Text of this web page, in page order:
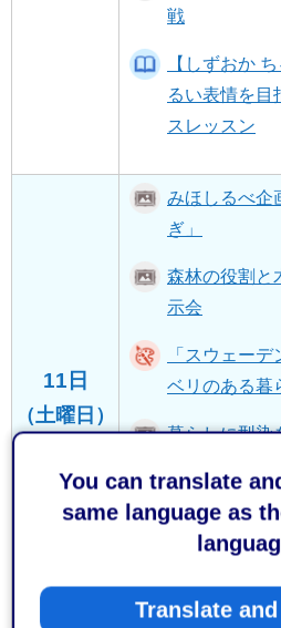
You can translate
same language as
Translate
戦
【しずおか
るい表情を
スレッスン
11日
（土曜日）
みほしるべ企
ぎ」
森林の役割と
示会
「スウェー
ベリのある暮
暮らしに型
登呂の田んぼ